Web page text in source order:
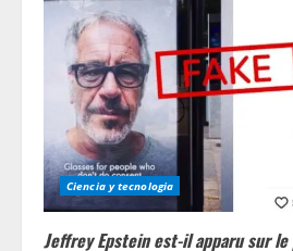
Ciencia y tecnologia
Jeffrey Epstein est-il apparu sur